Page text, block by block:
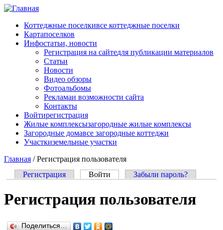
Перейти к основному содержанию
Коттеджные поселкивсе коттеджные поселки
Картапоселков
Инфостатьи, новости
Регистрация на сайтедля публикации материалов
Статьи
Новости
Видео обзоры
Фотоальбомы
Рекламаи возможности сайта
Контакты
Войтирегистрация
Жилые комплексызагородные жилые комплексы
Загородные домавсе загородные коттеджи
Участкиземельные участки
Главная /Регистрация пользователя
Регистрация Войти (активная вкладка)
Забыли пароль?
Регистрация пользователя
Поделиться…